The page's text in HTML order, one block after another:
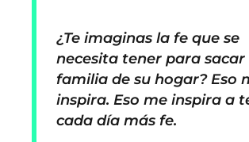
¿Te imaginas la fe que se
necesita tener para
familia de su hogar? Eso
inspira. Eso me inspira a
cada día más fe.